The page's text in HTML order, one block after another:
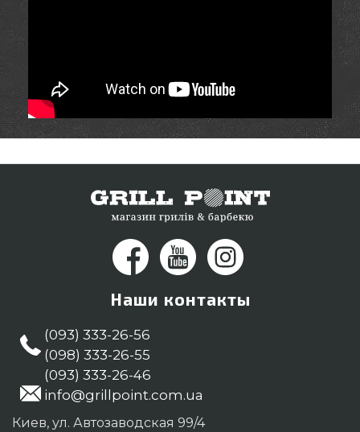
Наши контакты
(093) 333-26-56
(098) 333-26-55
(093) 333-26-46
info@grillpoint.com.ua
Киев, ул. Автозаводская 99/4